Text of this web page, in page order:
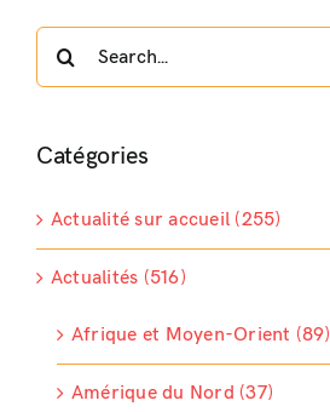
Catégories
Actualité sur accueil (255)
Actualités (516)
Afrique et Moyen-Orient (89)
Amérique du Nord (37)